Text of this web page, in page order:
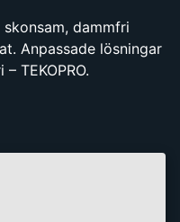
dammfri
Anpassade lösningar
TEKOPRO.